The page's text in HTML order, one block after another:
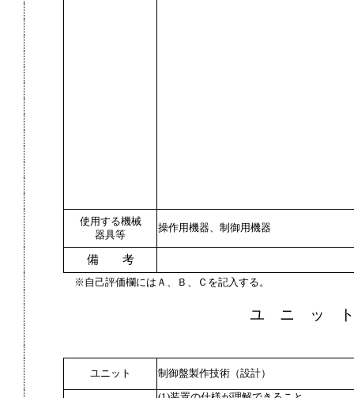
使用する機械
器具等
操作用機器、制御用機器
備 考
※自己評価欄にはＡ、Ｂ、Ｃを記入する。
ユ ニ ッ
ユニット 制御盤製作技術（設計）